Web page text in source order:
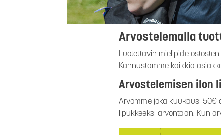
Arvostelemalla
Luotettavin mielipide
Kannustamme kaikkia
Arvostelemisen ilon
Arvomme joka kuukausi 50€
lipukkeeksi arvontaan. Kun